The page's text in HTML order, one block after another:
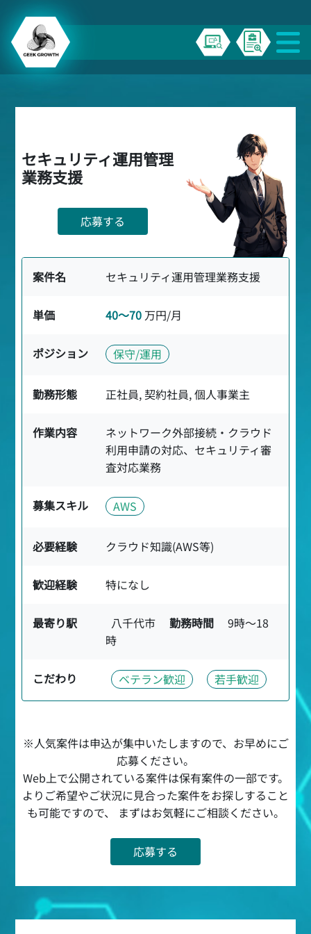
セキュリティ運用管理
業務支援
応募する
案件名 セキュリティ運用管理業務支援
単価 40〜70 万円/月
ポジション 保守/運用
勤務形態 正社員, 契約社員, 個人事業主
作業内容
ネットワーク外部接続・クラウド
利用申請の対応、セキュリティ審
査対応業務
募集スキル AWS
必要経験 クラウド知識(AWS等)
歓迎経験 特になし
最寄り駅 八千代市 勤務時間
9時〜18
時
こだわり ベテラン歓迎 若手歓迎
※人気案件は申込が集中いたしますので、お早めにご
応募ください。
Web上で公開されている案件は保有案件の一部です。
よりご希望やご状況に見合った案件をお探しすること
も可能ですので、 まずはお気軽にご相談ください。
応募する